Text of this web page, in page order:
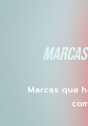
Marcas que